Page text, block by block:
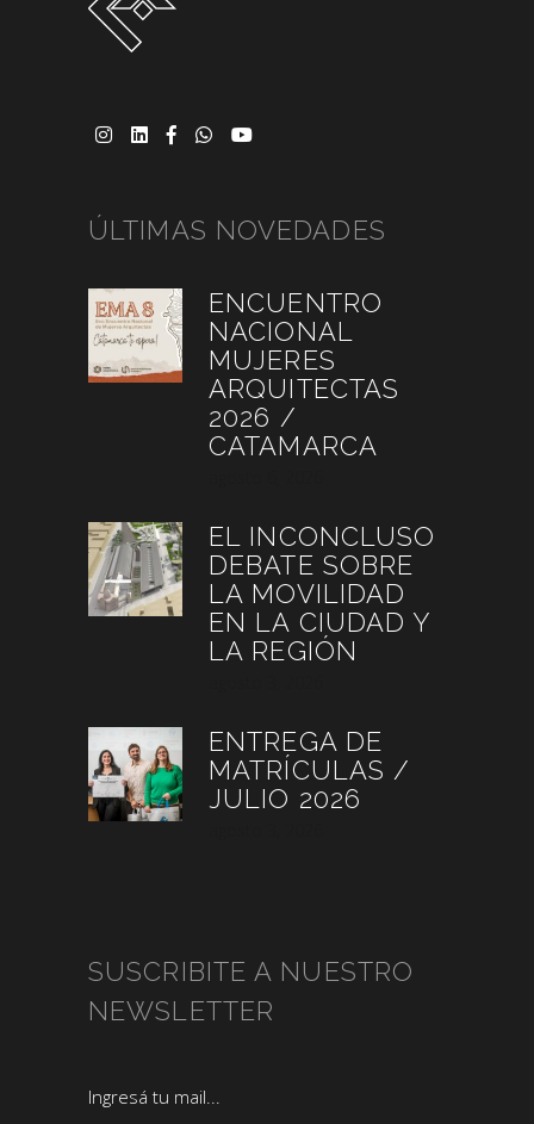
ÚLTIMAS NOVEDADES
ENCUENTRO
NACIONAL
MUJERES
ARQUITECTAS
2026 /
CATAMARCA
EL INCONCLUSO
DEBATE SOBRE
LA MOVILIDAD
EN LA CIUDAD Y
LA REGIÓN
ENTREGA DE
MATRÍCULAS /
JULIO 2026
SUSCRIBITE A NUESTRO
NEWSLETTER